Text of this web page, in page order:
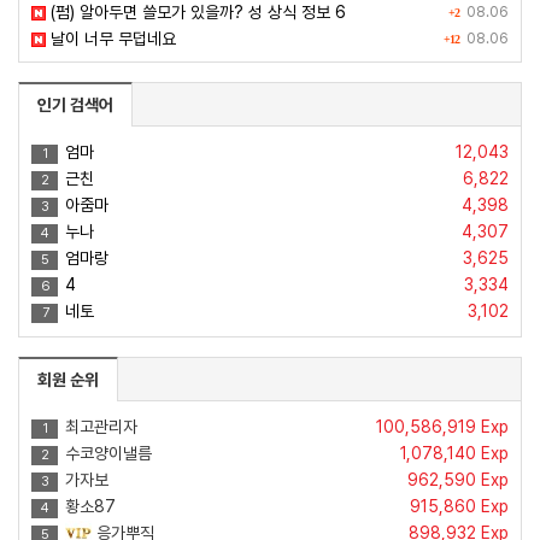
+2 08.06
(펌) 알아두면 쓸모가 있을까? 성 상식 정보 6
+12 08.06
날이 너무 무덥네요
인기 검색어
12,043
1
엄마
6,822
2
근친
4,398
3
아줌마
4,307
4
누나
3,625
5
엄마랑
3,334
6
4
3,102
7 네토
회원 순위
100,586,919 Exp
1
최고관리자
1,078,140 Exp
2
수코양이낼름
962,590 Exp
3
가자보
915,860 Exp
4
황소87
898,932 Exp
5 응가뿌직